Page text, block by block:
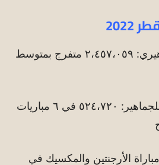
إجمالي الحضور الجماهيري: ٢،٤٥٧،٠٥٩ متفرج بمتوسط
الاستاد الأكثر استقبالاً للجماهير: ٥٢٤،٧٢٠ في ٦ مباريات
الأرجنتين والمكسيك في